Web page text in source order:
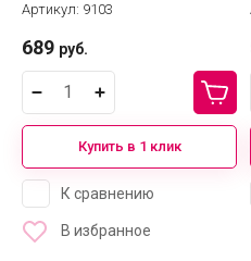
Артикул: 9103
689 руб.
Купить в 1 клик
К сравнению
В избранное